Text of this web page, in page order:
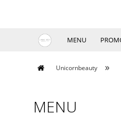
MENU
Unicornbeauty »
MENU